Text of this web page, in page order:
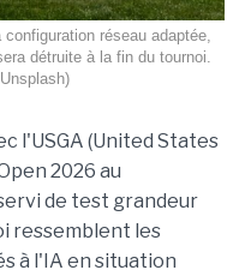
réseau adaptée,
détruite à la fin du tournoi.
l'USGA (United States
2026 au
de test grandeur
ressemblent les
à l'IA en situation